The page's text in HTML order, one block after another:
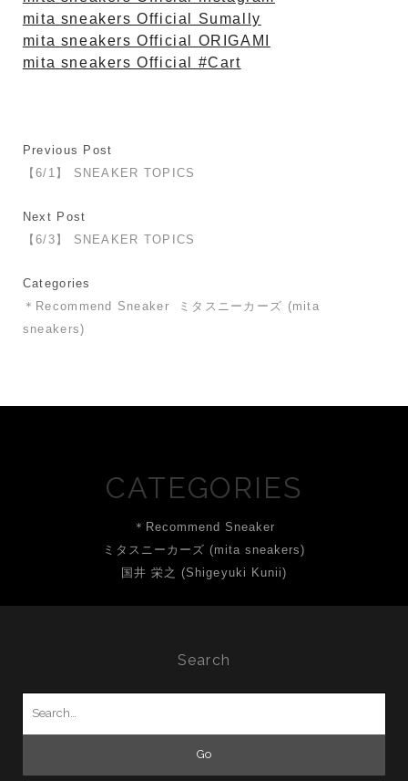
mita sneakers Official Sumally
mita sneakers Official ORIGAMI
mita sneakers Official #Cart
Previous Post
【6/1】 SNEAKER TOPICS
Next Post
【6/3】 SNEAKER TOPICS
Categories
＊Recommend Sneaker
ミタスニーカーズ (mita
sneakers)
CATEGORIES
＊Recommend Sneaker
ミタスニーカーズ (mita sneakers)
国井 栄之 (Shigeyuki Kunii)
Search